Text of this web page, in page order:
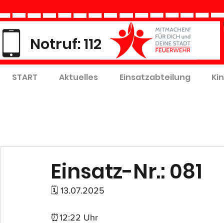
Notruf: 112
START Aktuelles Einsatzabteilung
Einsatz-Nr.: 081
🗓 13.07.2025
⏰12:22 Uhr